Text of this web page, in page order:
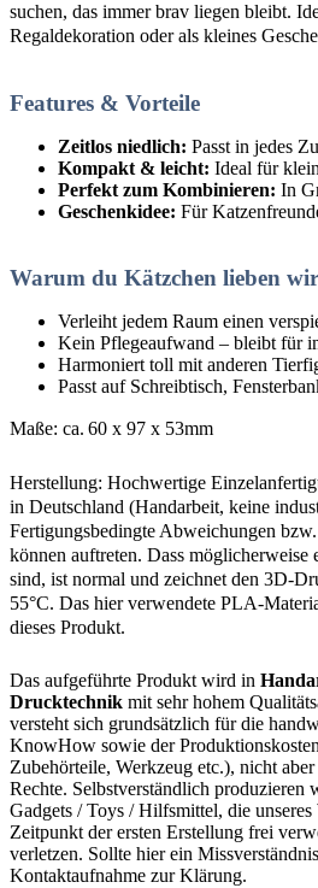
suchen, das immer brav liegen bleibt.
Regaldekoration oder als kleines
Features & Vorteile
Zeitlos niedlich: Passt in jedes
Kompakt & leicht: Ideal für
Perfekt zum Kombinieren: In
Geschenkidee: Für
Warum du Kätzchen lieben
Verleiht jedem Raum einen
Kein Pflegeaufwand – bleibt für
Harmoniert toll mit anderen
Passt auf Schreibtisch,
Maße: ca. 60 x 97 x 53mm
Herstellung: Hochwertige
in Deutschland (Handarbeit, keine
Fertigungsbedingte Abweichungen
können auftreten. Dass möglicherweise
sind, ist normal und zeichnet den 3D-
55°C. Das hier verwendete PLA-
dieses Produkt.
Das aufgeführte Produkt wird in
Drucktechnik mit sehr hohem
versteht sich grundsätzlich für die
KnowHow sowie der
Zubehörteile, Werkzeug etc.), nicht
Rechte. Selbstverständlich produzieren
Gadgets / Toys / Hilfsmittel, die unseres
Zeitpunkt der ersten Erstellung frei
verletzen. Sollte hier ein
Kontaktaufnahme zur Klärung.